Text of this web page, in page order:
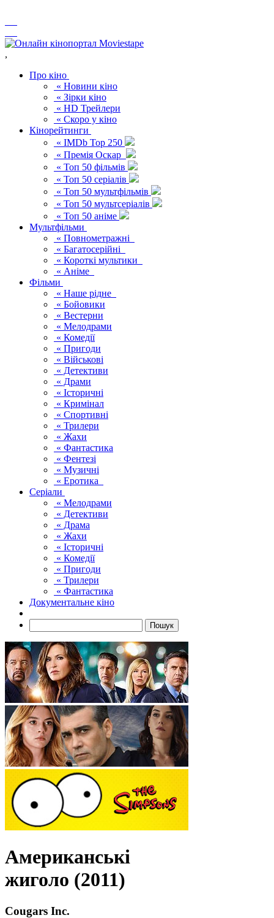
,
Про кіно
« Новини кіно
« Зірки кіно
« HD Трейлери
« Скоро у кіно
Кінорейтинги
« IMDb Top 250
« Премія Оскар
« Топ 50 фільмів
« Топ 50 серіалів
« Топ 50 мультфільмів
« Топ 50 мультсеріалів
« Топ 50 аніме
Мультфільми
« Повнометражні
« Багатосерійні
« Короткі мультики
« Аніме
Фільми
« Наше рідне
« Бойовики
« Вестерни
« Мелодрами
« Комедії
« Пригоди
« Військові
« Детективи
« Драми
« Історичні
« Кримінал
« Спортивні
« Трилери
« Жахи
« Фантастика
« Фентезі
« Музичні
« Еротика
Серіали
« Мелодрами
« Детективи
« Драма
« Жахи
« Історичні
« Комедії
« Пригоди
« Трилери
« Фантастика
Документальне кіно
Пошук
Американські
жиголо (2011)
Cougars Inc.